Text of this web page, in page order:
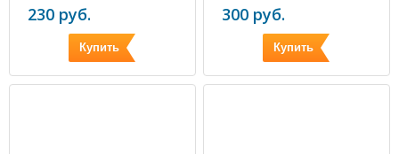
230 руб.
Купить
300 руб.
Купить